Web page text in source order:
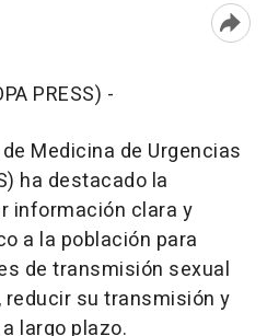
PRESS) -
Medicina de Urgencias
ha destacado la
información clara y
a la población para
de transmisión sexual
su transmisión y
largo plazo.